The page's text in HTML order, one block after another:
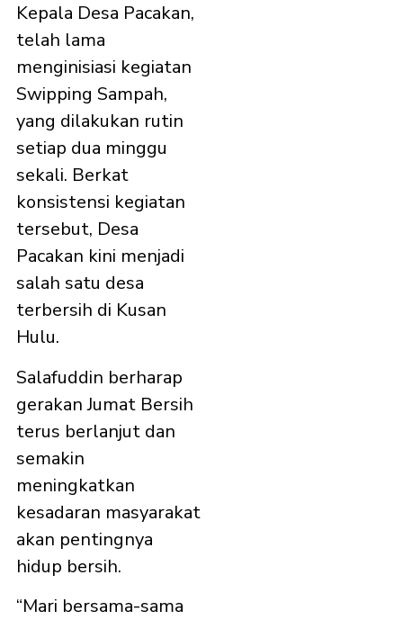
Kepala Desa Pacakan,
telah lama
menginisiasi kegiatan
Swipping Sampah,
yang dilakukan rutin
setiap dua minggu
sekali. Berkat
konsistensi kegiatan
tersebut, Desa
Pacakan kini menjadi
salah satu desa
terbersih di Kusan
Hulu.
Salafuddin berharap
gerakan Jumat Bersih
terus berlanjut dan
semakin
meningkatkan
kesadaran masyarakat
akan pentingnya
hidup bersih.
“Mari bersama-sama